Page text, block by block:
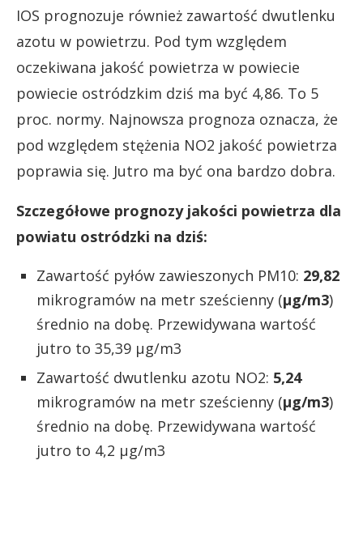
IOS prognozuje również zawartość dwutlenku
azotu w powietrzu. Pod tym względem
oczekiwana jakość powietrza w powiecie
powiecie ostródzkim dziś ma być 4,86. To 5
proc. normy. Najnowsza prognoza oznacza, że
pod względem stężenia NO2 jakość powietrza
poprawia się. Jutro ma być ona bardzo dobra.
Szczegółowe prognozy jakości powietrza dla
powiatu ostródzki na dziś:
Zawartość pyłów zawieszonych PM10: 29,82
mikrogramów na metr sześcienny (µg/m3)
średnio na dobę. Przewidywana wartość
jutro to 35,39 µg/m3
Zawartość dwutlenku azotu NO2: 5,24
mikrogramów na metr sześcienny (µg/m3)
średnio na dobę. Przewidywana wartość
jutro to 4,2 µg/m3